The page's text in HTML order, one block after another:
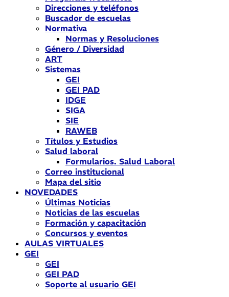
Direcciones y teléfonos
Buscador de escuelas
Normativa
Normas y Resoluciones
Género / Diversidad
ART
Sistemas
GEI
GEI PAD
IDGE
SIGA
SIE
RAWEB
Títulos y Estudios
Salud laboral
Formularios. Salud Laboral
Correo institucional
Mapa del sitio
NOVEDADES
Últimas Noticias
Noticias de las escuelas
Formación y capacitación
Concursos y eventos
AULAS VIRTUALES
GEI
GEI
GEI PAD
Soporte al usuario GEI